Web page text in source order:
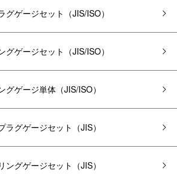
グゲージセット （JIS/ISO）
グゲージセット （JIS/ISO）
グゲージ単体（JIS/ISO）
ラグゲージセット （JIS）
ングゲージセット （JIS）